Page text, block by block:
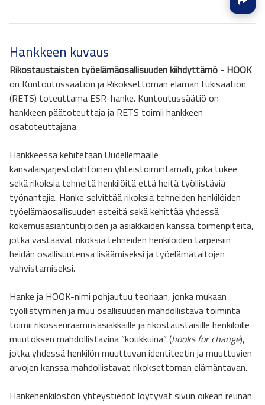
Hankkeen kuvaus
Rikostaustaisten työelämäosallisuuden kiihdyttämö - HOOK
on Kuntoutussäätiön ja Rikoksettoman elämän tukisäätiön
(RETS) toteuttama ESR-hanke. Kuntoutussäätiö on
hankkeen päätoteuttaja ja RETS toimii hankkeen
osatoteuttajana.
Hankkeessa kehitetään Uudellemaalle
kansalaisjärjestölähtöinen yhteistoimintamalli, joka tukee
sekä rikoksia tehneitä henkilöitä että heitä työllistäviä
työnantajia. Hanke selvittää rikoksia tehneiden henkilöiden
työelämäosallisuuden esteitä sekä kehittää yhdessä
kokemusasiantuntijoiden ja asiakkaiden kanssa toimenpiteitä,
jotka vastaavat rikoksia tehneiden henkilöiden tarpeisiin
heidän osallisuutensa lisäämiseksi ja työelämätaitojen
vahvistamiseksi.
Hanke ja HOOK-nimi pohjautuu teoriaan, jonka mukaan
työllistyminen ja muu osallisuuden mahdollistava toiminta
toimii rikosseuraamusasiakkaille ja rikostaustaisille henkilöille
muutoksen mahdollistavina ”koukkuina” (hooks for change),
jotka yhdessä henkilön muuttuvan identiteetin ja muuttuvien
arvojen kanssa mahdollistavat rikoksettoman elämäntavan.
Hankehenkilöstön yhteystiedot löytyvät sivun oikean reunan